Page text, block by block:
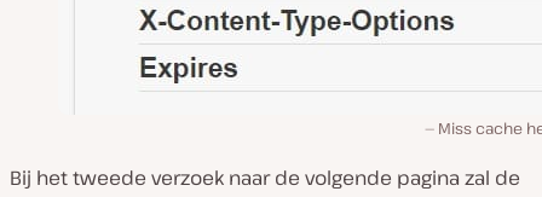
Miss cache
Bij het tweede verzoek naar de volgende pagina zal de